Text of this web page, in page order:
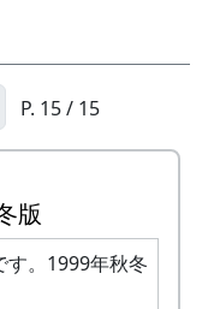
P. 15 / 15
版
す。1999年秋冬